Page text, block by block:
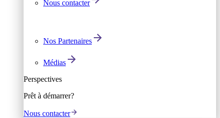
Nous contacter
Nos Partenaires
Médias
Perspectives
Prêt à démarrer?
Nous contacter